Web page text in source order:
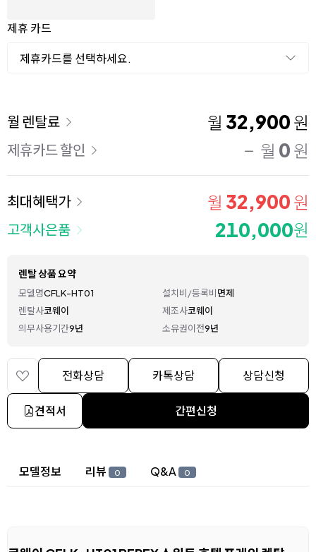
제휴 카드
제휴카드를 선택하세요.
이용 요금
월 렌탈료 월 32,900 원
제휴카드 할인 월 0 원
최대혜택가 월 32,900 원
고객사은품 210,000원
렌탈 상품 요약
모델명CFLK-HT01 설치비/등록비면제
렌탈사코웨이 제조사코웨이
의무사용기간9년 소유권이전9년
전화상담 카톡상담 상담신청
견적서 간편신청
상세 정보
모델정보 리뷰 0 Q&A 0